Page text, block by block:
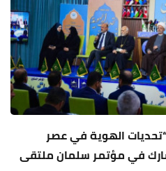
الهوية في عصر
في مؤتمر سلمان ملتقى